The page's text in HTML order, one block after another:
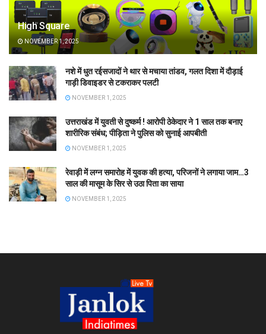
High Square
NOVEMBER 1, 2025
नशे में धुत रईसजादों ने थार से मचाया तांडव, गलत दिशा में दौड़ाई
गाड़ी डिवाइडर से टकराकर पलटी
NOVEMBER 1, 2025
उत्तराखंड में युवती से दुष्कर्म ! आरोपी ठेकेदार ने 1 साल तक बनाए
शारीरिक संबंध; पीड़िता ने पुलिस को सुनाई आपबीती
NOVEMBER 1, 2025
रेवाड़ी में लग्न समारोह में युवक की हत्या, परिजनों ने लगाया जाम…3
साल की मासूम के सिर से उठा पिता का साया
NOVEMBER 1, 2025